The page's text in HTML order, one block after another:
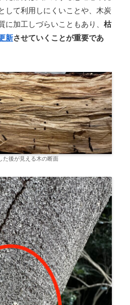
して利用しにくいことや、木炭
に加工しづらいこともあり、 枯
新させていくことが重要であ
た後が見える木の断面